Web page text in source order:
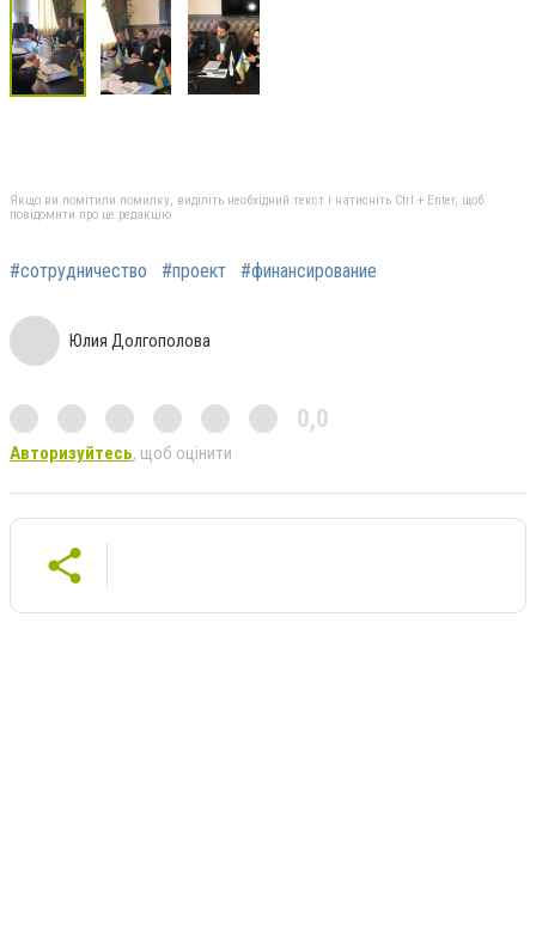
Якщо ви помітили помилку, виділіть необхідний текст і натисніть Ctrl + Enter, щоб
повідомити про це редакцію
#сотрудничество #проект #финансирование
Юлия Долгополова
0,0
Авторизуйтесь, щоб оцінити